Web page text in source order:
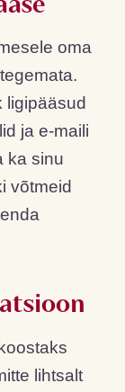
oma
ligipääsud
ja e-maili
ka sinu
võtmeid
lihtsalt